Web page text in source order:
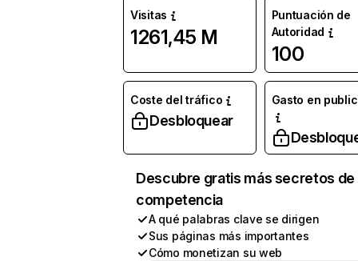
Visitas
1261,45 M
Puntuación de
Autoridad
100
Coste del tráfico
Desbloquear
Gasto en
Descubre gratis más secretos de
competencia
A qué palabras clave se dirigen
Sus páginas más importantes
Cómo monetizan su web